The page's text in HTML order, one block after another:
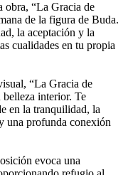
obra, “La Gracia de
de la figura de Buda.
la aceptación y la
cualidades en tu propia
“La Gracia de
interior. Te
en la tranquilidad, la
una profunda conexión
evoca una